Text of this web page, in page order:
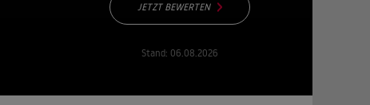
JETZT BEWERTEN
Stand: 06.08.2026